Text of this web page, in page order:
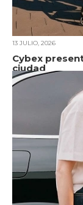
13 JULIO, 2026
Cybex
ciudad